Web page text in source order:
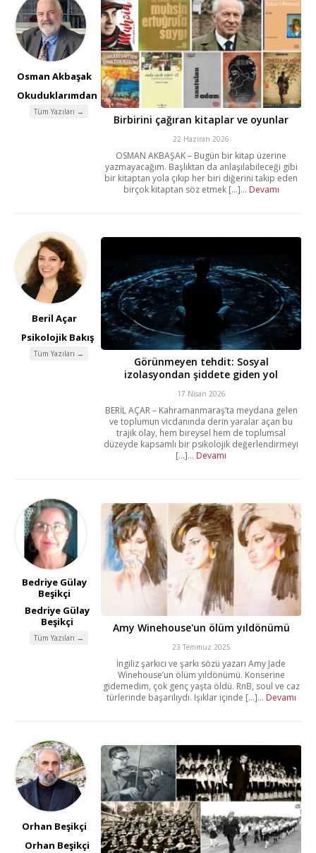
Osman Akbaşak
Okuduklarımdan
Tüm Yazıları →
Birbirini çağıran kitaplar ve oyunlar
22 Haziran 2026
OSMAN AKBAŞAK – Bugün bir kitap üzerine
yazmayacağım. Başlıktan da anlaşılabileceği gibi
bir kitaptan yola çıkıp her biri diğerini takip eden
birçok kitaptan söz etmek [...]... Devamı
Beril Açar
Psikolojik Bakış
Tüm Yazıları →
Görünmeyen tehdit: Sosyal
izolasyondan şiddete giden yol
17 Nisan 2026
BERİL AÇAR – Kahramanmaraş’ta meydana gelen
ve toplumun vicdanında derin yaralar açan bu
trajik olay, hem bireysel hem de toplumsal
düzeyde kapsamlı bir psikolojik değerlendirmeyi
[...]... Devamı
Bedriye Gülay
Beşikçi
Bedriye Gülay
Beşikçi
Tüm Yazıları →
Amy Winehouse'un ölüm yıldönümü
23 Temmuz 2025
İngiliz şarkıcı ve şarkı sözü yazarı Amy Jade
Winehouse’un ölüm yıldönümü. Konserine
gidemedim, çok genç yaşta öldü. RnB, soul ve caz
türlerinde başarılıydı. Işıklar içinde [...]... Devamı
Orhan Beşikçi
Orhan Beşikçi